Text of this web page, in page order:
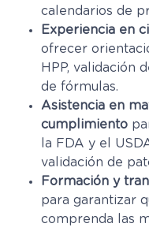
calendarios de
Experiencia en
ofrecer
HPP, validación
de fórmulas.
Asistencia en
cumplimiento
la FDA y el
validación de
Formación y
para garantizar
comprenda las